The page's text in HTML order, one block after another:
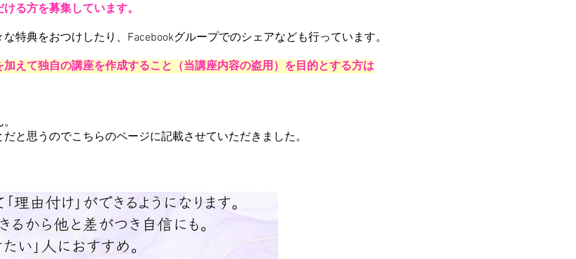
る方を募集しています。
特典をおつけしたり、Facebookグループでのシェアなども行っています。
えて独自の講座を作成すること（当講座内容の盗用）を目的とする方は
と思うのでこちらのページに記載させていただきました。